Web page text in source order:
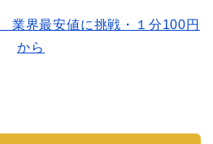
業界最安値に挑戦・１分100円
から